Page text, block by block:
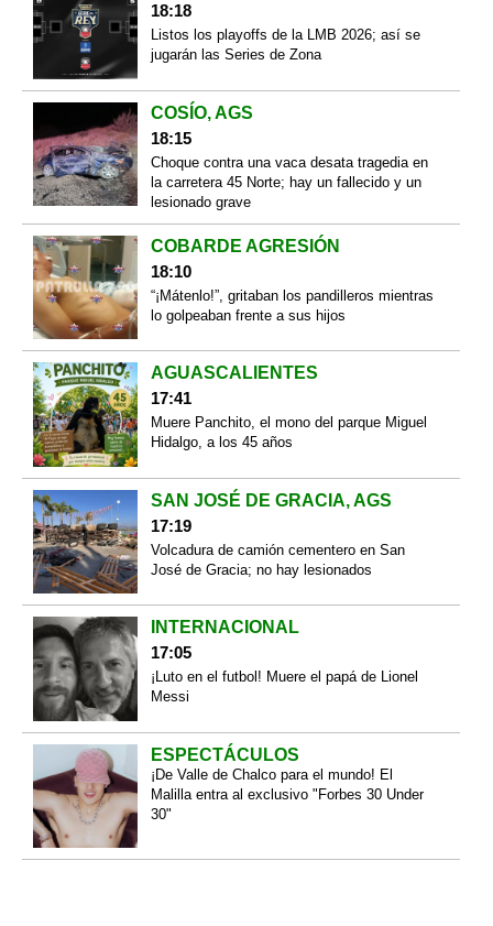
18:18
Listos los playoffs de la LMB 2026; así se
jugarán las Series de Zona
COSÍO, AGS
18:15
Choque contra una vaca desata tragedia en
la carretera 45 Norte; hay un fallecido y un
lesionado grave
COBARDE AGRESIÓN
18:10
“¡Mátenlo!”, gritaban los pandilleros mientras
lo golpeaban frente a sus hijos
AGUASCALIENTES
17:41
Muere Panchito, el mono del parque Miguel
Hidalgo, a los 45 años
SAN JOSÉ DE GRACIA, AGS
17:19
Volcadura de camión cementero en San
José de Gracia; no hay lesionados
INTERNACIONAL
17:05
¡Luto en el futbol! Muere el papá de Lionel
Messi
ESPECTÁCULOS
¡De Valle de Chalco para el mundo! El
Malilla entra al exclusivo "Forbes 30 Under
30"